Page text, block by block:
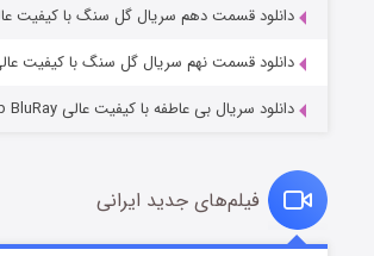
دانلود قسمت دهم سریال گل سنگ با کیفیت
دانلود قسمت نهم سریال گل سنگ با کیفیت
دانلود سریال بی عاطفه با کیفیت عالی 1080p BluRay
فیلم‌های جدید ایرانی